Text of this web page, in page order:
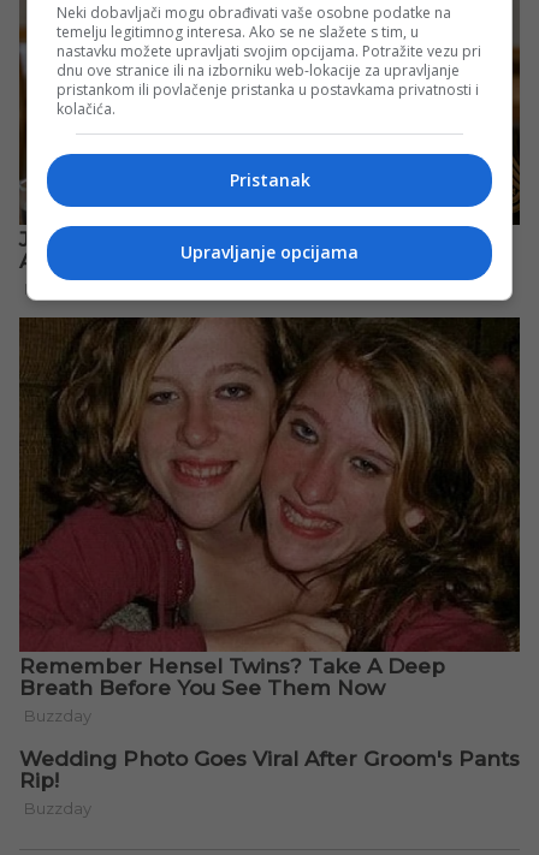
Neki dobavljači mogu obrađivati vaše osobne podatke na
temelju legitimnog interesa. Ako se ne slažete s tim, u
nastavku možete upravljati svojim opcijama. Potražite vezu pri
dnu ove stranice ili na izborniku web-lokacije za upravljanje
pristankom ili povlačenje pristanka u postavkama privatnosti i
kolačića.
Pristanak
Upravljanje opcijama